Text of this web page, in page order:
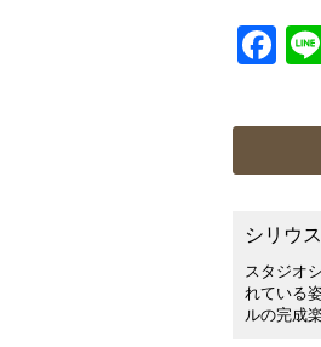
シリウ
スタジオ
れている
ルの完成